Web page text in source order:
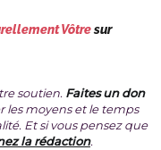
Vôtresur
soutien. Faites un don
les moyens et le temps
Et si vous pensez que
la rédaction.